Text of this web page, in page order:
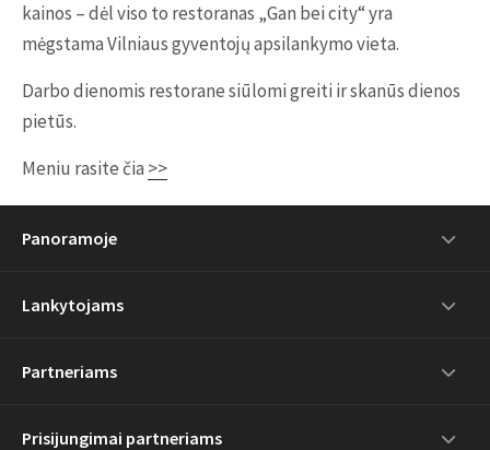
kainos – dėl viso to restoranas „Gan bei city“ yra
mėgstama Vilniaus gyventojų apsilankymo vieta.
Darbo dienomis restorane siūlomi greiti ir skanūs dienos
pietūs.
Meniu rasite čia >>
Panoramoje
Lankytojams
Partneriams
Prisijungimai partneriams